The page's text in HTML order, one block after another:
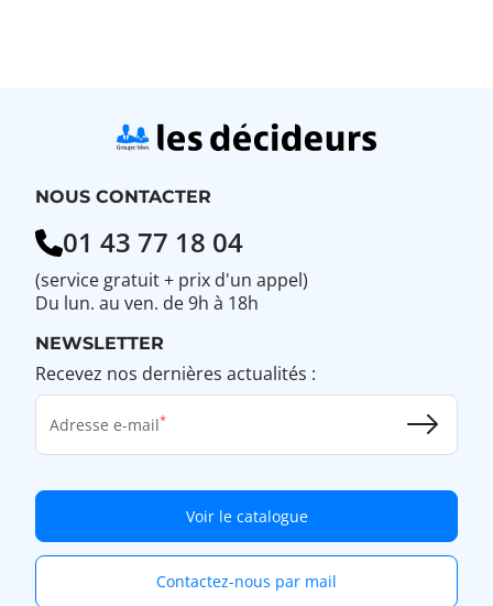
NOUS CONTACTER
01 43 77 18 04
(service gratuit + prix d'un appel)
Du lun. au ven. de 9h à 18h
NEWSLETTER
Recevez nos dernières actualités :
Adresse e-mail
Voir le catalogue
Contactez-nous par mail